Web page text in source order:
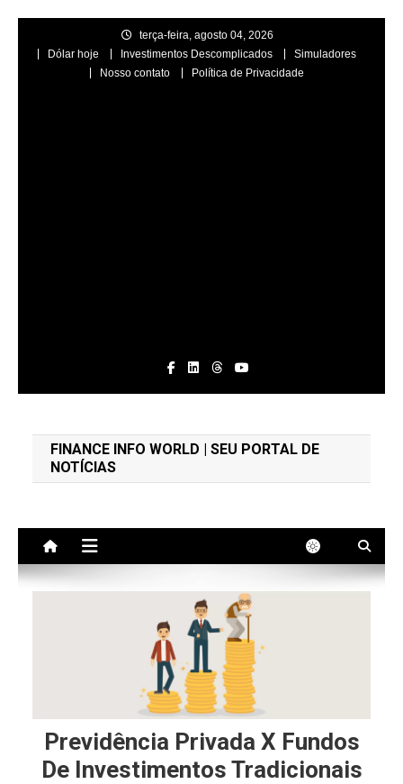
terça-feira, agosto 04, 2026
Dólar hoje
Investimentos Descomplicados
Simuladores
Nosso contato
Política de Privacidade
Finance Info World
FINANCE INFO WORLD | SEU PORTAL DE
NOTÍCIAS
Previdência Privada X Fundos
De Investimentos Tradicionais